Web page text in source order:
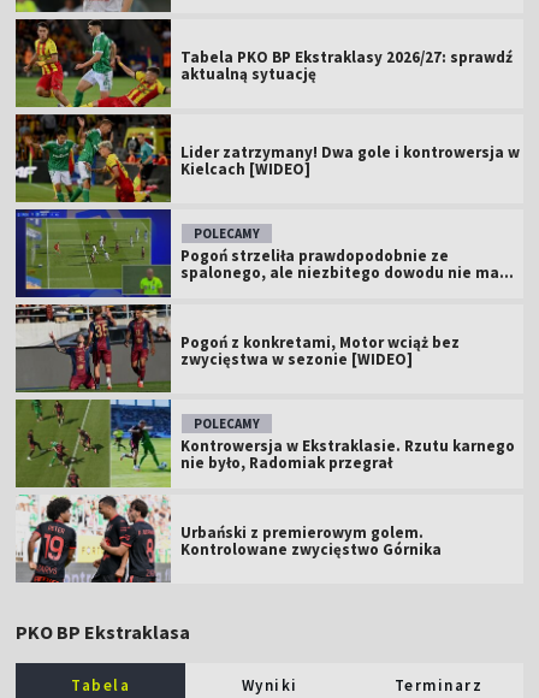
Tabela PKO BP Ekstraklasy 2026/27: sprawdź
aktualną sytuację
Lider zatrzymany! Dwa gole i kontrowersja w
Kielcach [WIDEO]
POLECAMY
Pogoń strzeliła prawdopodobnie ze
spalonego, ale niezbitego dowodu nie ma...
Pogoń z konkretami, Motor wciąż bez
zwycięstwa w sezonie [WIDEO]
POLECAMY
Kontrowersja w Ekstraklasie. Rzutu karnego
nie było, Radomiak przegrał
Urbański z premierowym golem.
Kontrolowane zwycięstwo Górnika
PKO BP Ekstraklasa
Tabela Wyniki Terminarz